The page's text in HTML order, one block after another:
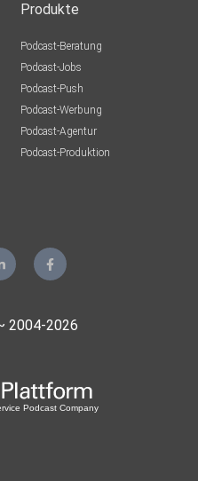
Produkte
Podcast-Beratung
Podcast-Jobs
Podcast-Push
Podcast-Werbung
Podcast-Agentur
Podcast-Produktion
2004-2026